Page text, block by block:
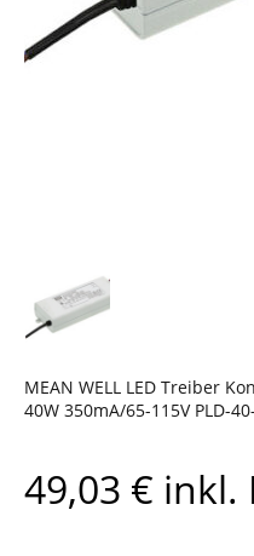
MEAN WELL LED Treiber
40W 350mA/65-115V PLD-
49,03 € inkl.